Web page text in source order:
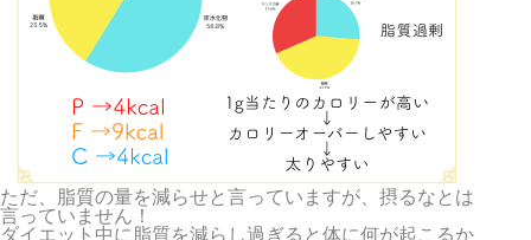
ただ、脂質の量を減らせと言っていますが、摂るなとは
言っていません！
ダイエット中に脂質を減らし過ぎると体に何が起こるか